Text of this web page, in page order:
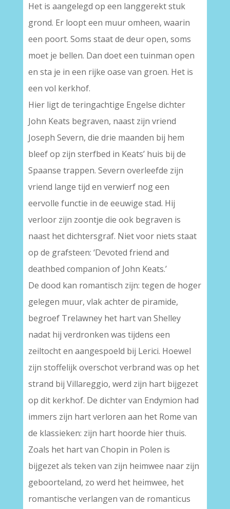
Het is aangelegd op een langgerekt stuk
grond. Er loopt een muur omheen, waarin
een poort. Soms staat de deur open, soms
moet je bellen. Dan doet een tuinman open
en sta je in een rijke oase van groen. Het is
een vol kerkhof.
Hier ligt de teringachtige Engelse dichter
John Keats begraven, naast zijn vriend
Joseph Severn, die drie maanden bij hem
bleef op zijn sterfbed in Keats’ huis bij de
Spaanse trappen. Severn overleefde zijn
vriend lange tijd en verwierf nog een
eervolle functie in de eeuwige stad. Hij
verloor zijn zoontje die ook begraven is
naast het dichtersgraf. Niet voor niets staat
op de grafsteen: ‘Devoted friend and
deathbed companion of John Keats.’
De dood kan romantisch zijn: tegen de hoger
gelegen muur, vlak achter de piramide,
begroef Trelawney het hart van Shelley
nadat hij verdronken was tijdens een
zeiltocht en aangespoeld bij Lerici. Hoewel
zijn stoffelijk overschot verbrand was op het
strand bij Villareggio, werd zijn hart bijgezet
op dit kerkhof. De dichter van Endymion had
immers zijn hart verloren aan het Rome van
de klassieken: zijn hart hoorde hier thuis.
Zoals het hart van Chopin in Polen is
bijgezet als teken van zijn heimwee naar zijn
geboorteland, zo werd het heimwee, het
romantische verlangen van de romanticus